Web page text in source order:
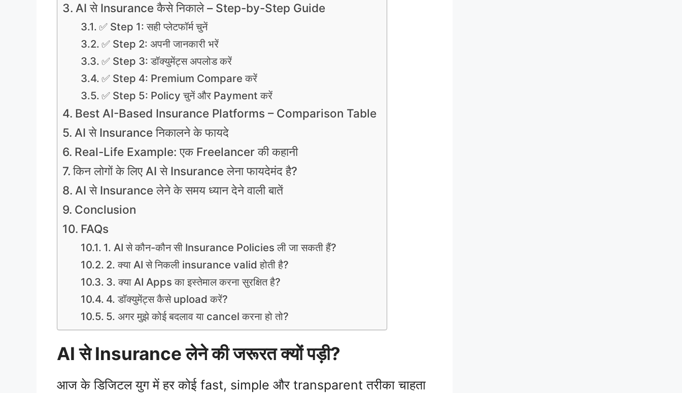
AI से Insurance कैसे निकाले – Step-by-Step Guide
✅ Step 1: सही प्लेटफॉर्म चुनें
✅ Step 2: अपनी जानकारी भरें
✅ Step 3: डॉक्युमेंट्स अपलोड करें
✅ Step 4: Premium Compare करें
✅ Step 5: Policy चुनें और Payment करें
Best AI-Based Insurance Platforms – Comparison Table
AI से Insurance निकालने के फायदे
Real-Life Example: एक Freelancer की कहानी
किन लोगों के लिए AI से Insurance लेना फायदेमंद है?
AI से Insurance लेने के समय ध्यान देने वाली बातें
Conclusion
FAQs
1. AI से कौन-कौन सी Insurance Policies ली जा सकती हैं?
2. क्या AI से निकली insurance valid होती है?
3. क्या AI Apps का इस्तेमाल करना सुरक्षित है?
4. डॉक्युमेंट्स कैसे upload करें?
5. अगर मुझे कोई बदलाव या cancel करना हो तो?
AI से Insurance लेने की जरूरत क्यों पड़ी?
आज के डिजिटल युग में हर कोई fast, simple और transparent तरीका चाहता